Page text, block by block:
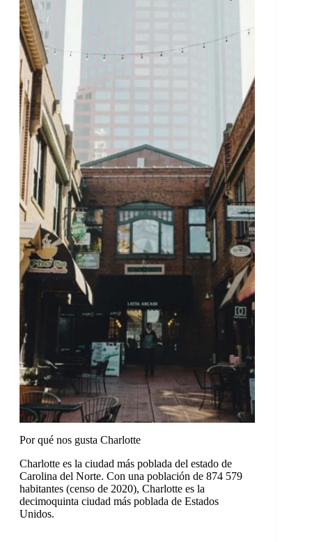
Por qué nos gusta Charlotte
Charlotte es la ciudad más poblada del estado de
Carolina del Norte. Con una población de 874 579
habitantes (censo de 2020), Charlotte es la
decimoquinta ciudad más poblada de Estados
Unidos.